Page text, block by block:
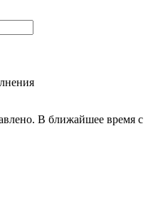
В ближайшее время с